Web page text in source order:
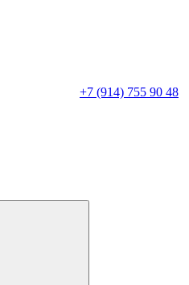
+7 (914) 755 90 48